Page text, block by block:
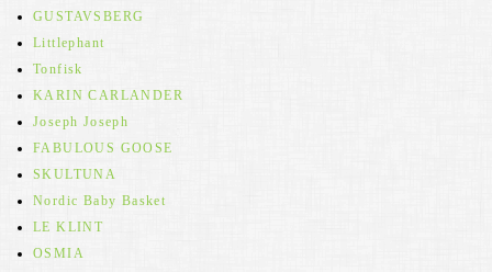
GUSTAVSBERG
Littlephant
Tonfisk
KARIN CARLANDER
Joseph Joseph
FABULOUS GOOSE
SKULTUNA
Nordic Baby Basket
LE KLINT
OSMIA